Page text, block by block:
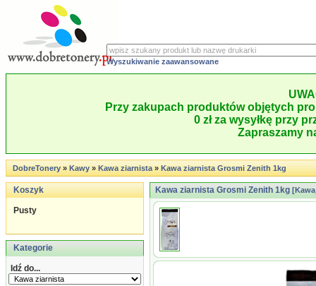
Wyszukiwanie zaawansowane
Przy zakupach produktów objętych
0 zł za wysyłkę przy
Zapraszamy
DobreTonery»Kawy»Kawa ziarnista»Kawa ziarnista Grosmi Zenith 1kg
Koszyk
Pusty
Kategorie
Idź do...
Kawa ziarnista Grosmi Zenith 1kg